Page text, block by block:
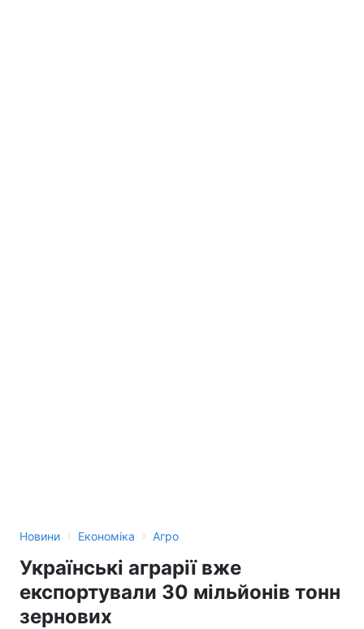
Новини › Економіка › Агро
Українські аграрії вже
експортували 30 мільйонів тонн
зернових